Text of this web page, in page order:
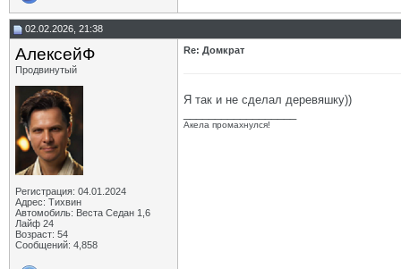
02.02.2026, 21:38
АлексейФ
Продвинутый
Регистрация: 04.01.2024
Адрес: Тихвин
Автомобиль: Веста Седан 1,6
Лайф 24
Возраст: 54
Сообщений: 4,858
Re: Домкрат
Я так и не сделал деревяшку))
Акела промахнулся!